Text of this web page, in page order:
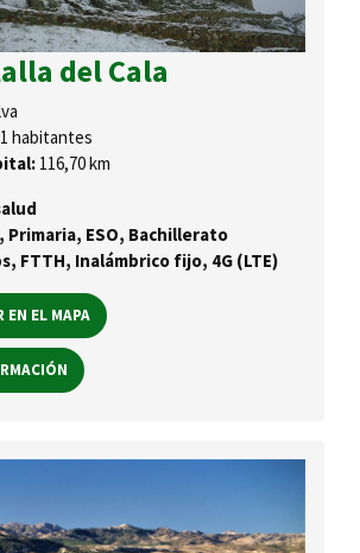
del Cala
habitantes
116,70 km
Primaria, ESO, Bachillerato
FTTH, Inalámbrico fijo, 4G (LTE)
EN EL MAPA